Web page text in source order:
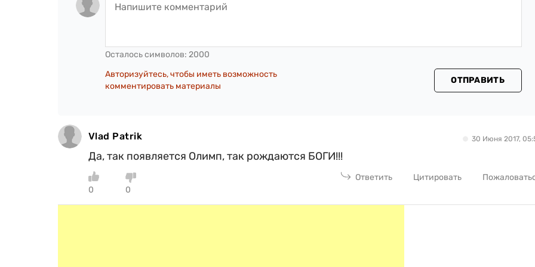
Осталось символов: 2000
Авторизуйтесь, чтобы иметь возможность
комментировать материалы
ОТПРАВИТЬ
Vlad Patrik 30 Июня 2017,
Да, так появляется Олимп, так рождаются БОГИ!!!
0 0
Ответить Цитировать